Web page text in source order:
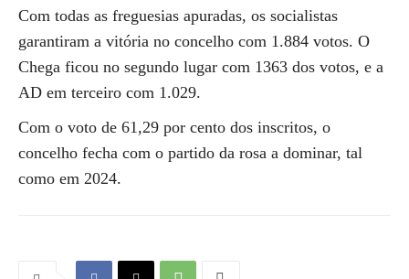
Com todas as freguesias apuradas, os socialistas
garantiram a vitória no concelho com 1.884 votos. O
Chega ficou no segundo lugar com 1363 dos votos, e a
AD em terceiro com 1.029.
Com o voto de 61,29 por cento dos inscritos, o
concelho fecha com o partido da rosa a dominar, tal
como em 2024.